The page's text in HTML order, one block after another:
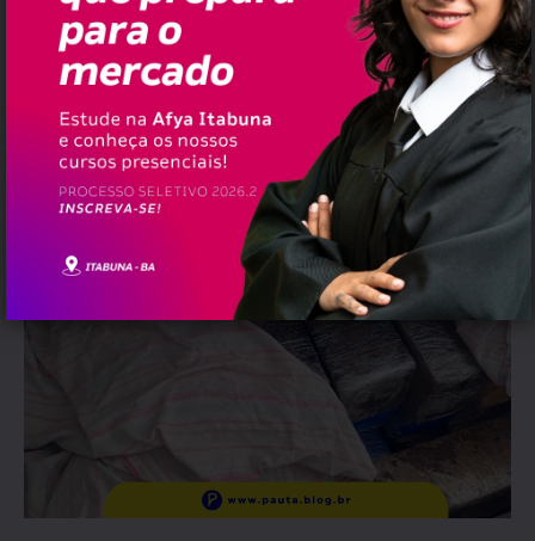
Além disso, uma bolsa preta continha
mais 30 tabletes da substância, pesando
26,35 kg. No total, foram apreendidos 67,15
kg de maconha.